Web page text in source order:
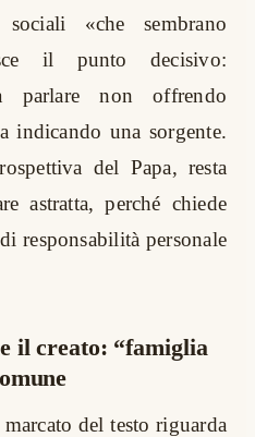
«che sembrano
il punto decisivo:
parlare non offrendo
indicando una sorgente.
del Papa, resta
astratta, perché chiede
responsabilità personale
il creato: “famiglia
del testo riguarda